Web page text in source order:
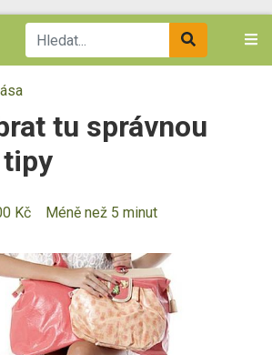
tu správnou
Kč
Méně než 5 minut